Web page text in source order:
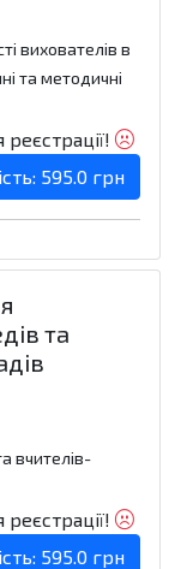
вихователів в
та методичні
595.0 грн
та
вчителів-
595.0 грн